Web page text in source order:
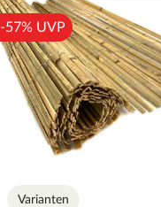
-57% UVP
Varianten